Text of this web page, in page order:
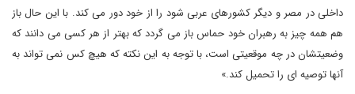
داخلی در مصر و دیگر کشورهای عربی شود را از خود دور می کند. با این حال باز
هم همه چیز به رهبران خود حماس باز می گردد که بهتر از هر کسی می دانند که
وضعیتشان در چه موقعیتی است، با توجه به این نکته که هیچ کس نمی تواند به
آنها توصیه ای را تحمیل کند.»